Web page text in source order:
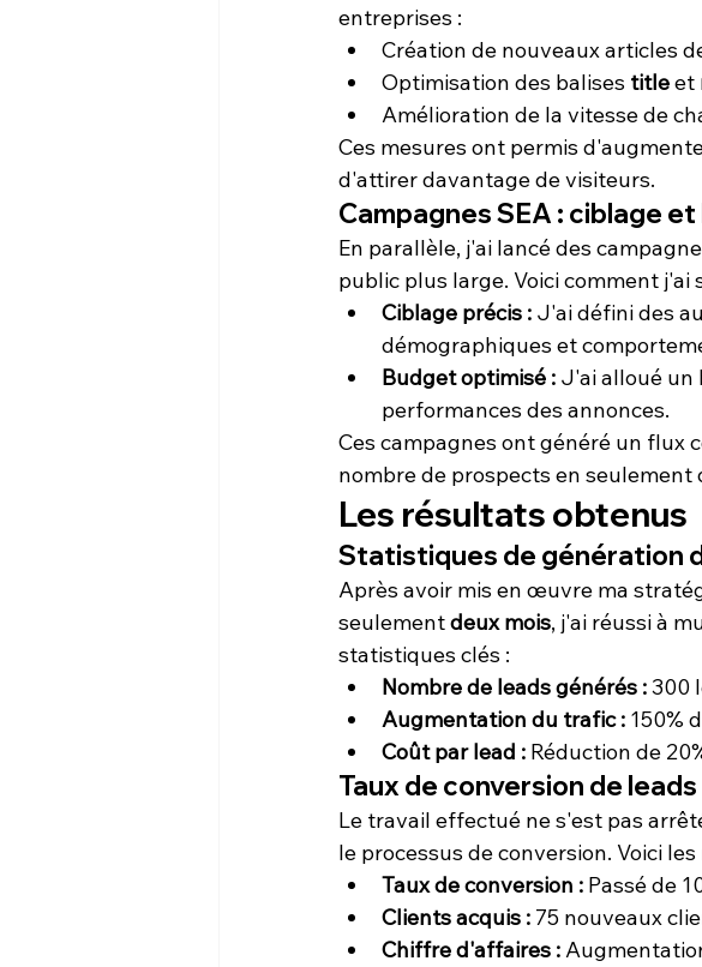
entreprises :
Création de nouveaux articles
Optimisation des balises title et
Amélioration de la vitesse de
Ces mesures ont permis
d'attirer davantage de visiteurs.
Campagnes SEA : ciblage
En parallèle, j'ai lancé des
public plus large. Voici comment j'ai
Ciblage précis : J'ai défini des
démographiques et
Budget optimisé : J'ai alloué un
performances des annonces.
Ces campagnes ont généré un flux
nombre de prospects en seulement
Les résultats obtenus
Statistiques de génération
Après avoir mis en œuvre ma
seulement deux mois, j'ai réussi à
statistiques clés :
Nombre de leads générés : 300
Augmentation du trafic : 150%
Coût par lead : Réduction de
Taux de conversion de
Le travail effectué ne s'est pas
le processus de conversion. Voici
Taux de conversion : Passé de
Clients acquis : 75 nouveaux
Chiffre d'affaires :